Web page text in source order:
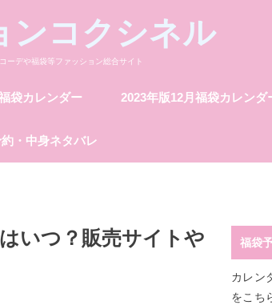
ンコクシネル
ーデや福袋等ファッション総合サイト
袋カレンダー 2023年版12月福袋カレンダ
・中身ネタバレ
いつ？販売サイトや
福袋
カレン
をこち